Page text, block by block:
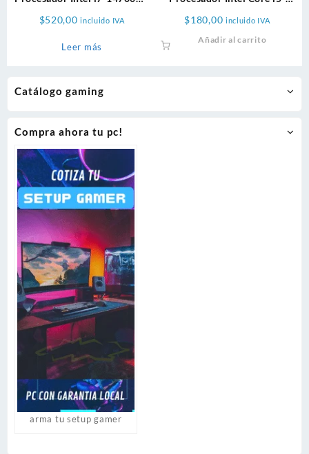
Catálogo gaming
Compra ahora tu pc!
arma tu setup gamer
$520,00 incluido IVA
Leer más
$180,00 incluido IVA
Añadir al carrito